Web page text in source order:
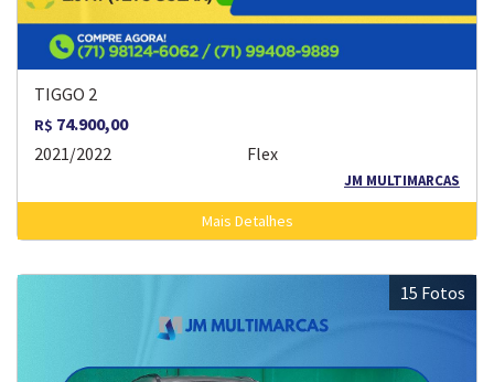
TIGGO 2
R$ 74.900,00
2021/2022
Flex
JM MULTIMARCAS
Mais Detalhes
15 Fotos